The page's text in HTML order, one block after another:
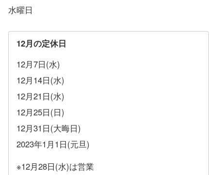
水曜日
12月の定休日
12月7日(水)
12月14日(水)
12月21日(水)
12月25日(日)
12月31日(大晦日)
2023年1月1日(元旦)
※12月28日(水)は営業